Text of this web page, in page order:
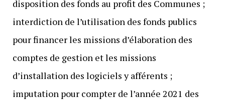
disposition des fonds au profit des Communes ;
interdiction de l’utilisation des fonds publics
pour financer les missions d’élaboration des
comptes de gestion et les missions
d’installation des logiciels y afférents ;
imputation pour compter de l’année 2021 des